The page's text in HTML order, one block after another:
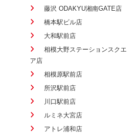
藤沢 ODAKYU湘南GATE店
橋本駅ビル店
大和駅前店
相模大野ステーションスクエ
ア店
相模原駅前店
所沢駅前店
川口駅前店
ルミネ大宮店
アトレ浦和店